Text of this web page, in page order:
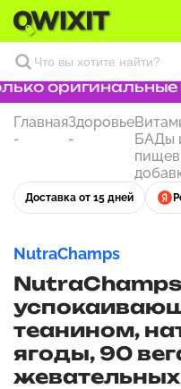
оригинальные
Главная
-
Здоровье
-
БАДы
Доставка от 15 дней
NutraChamps
теанином,
ягоды, 90
жевательных